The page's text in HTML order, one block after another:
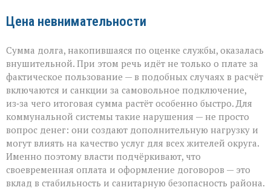
Цена невнимательности
Сумма долга, накопившаяся по оценке службы, оказалась
внушительной. При этом речь идёт не только о плате за
фактическое пользование — в подобных случаях в расчёт
включаются и санкции за самовольное подключение,
из‑за чего итоговая сумма растёт особенно быстро. Для
коммунальной системы такие нарушения — не просто
вопрос денег: они создают дополнительную нагрузку и
могут влиять на качество услуг для всех жителей округа.
Именно поэтому власти подчёркивают, что
своевременная оплата и оформление договоров — это
вклад в стабильность и санитарную безопасность района.